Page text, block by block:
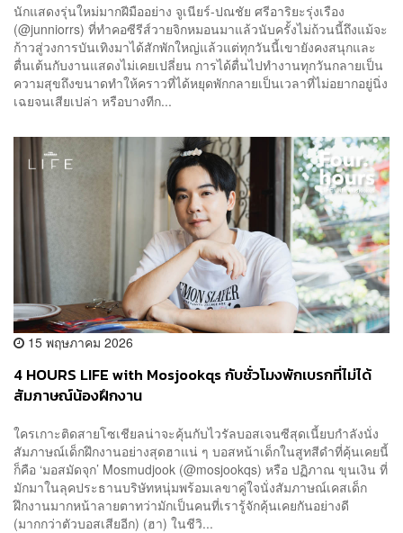
นักแสดงรุ่นใหม่มากฝีมืออย่าง จูเนียร์-ปณชัย ศรีอาริยะรุ่งเรือง
(@junniorrs) ที่ทำคอซีรีส์วายจิกหมอนมาแล้วนับครั้งไม่ถ้วนนี้ถึงแม้จะ
ก้าวสู่วงการบันเทิงมาได้สักพักใหญ่แล้วแต่ทุกวันนี้เขายังคงสนุกและ
ตื่นเต้นกับงานแสดงไม่เคยเปลี่ยน การได้ตื่นไปทำงานทุกวันกลายเป็น
ความสุขถึงขนาดทำให้คราวที่ได้หยุดพักกลายเป็นเวลาที่ไม่อยากอยู่นิ่ง
เฉยจนเสียเปล่า หรือบางทีก...
15 พฤษภาคม 2026
4 HOURS LIFE with Mosjookqs กับชั่วโมงพักเบรกที่ไม่ได้
สัมภาษณ์น้องฝึกงาน
ใครเกาะติดสายโซเชียลน่าจะคุ้นกับไวรัลบอสเจนซีสุดเนี้ยบกำลังนั่ง
สัมภาษณ์เด็กฝึกงานอย่างสุดฮาแน่ ๆ บอสหน้าเด็กในสูทสีดำที่คุ้นเคยนี้
ก็คือ ‘มอสมัดจุก’ Mosmudjook (@mosjookqs) หรือ ปฏิภาณ ขุนเงิน ที่
มักมาในลุคประธานบริษัทหนุ่มพร้อมเลขาคู่ใจนั่งสัมภาษณ์เคสเด็ก
ฝึกงานมากหน้าลายตาทว่ามักเป็นคนที่เรารู้จักคุ้นเคยกันอย่างดี
(มากกว่าตัวบอสเสียอีก) (ฮา) ในชีวิ...